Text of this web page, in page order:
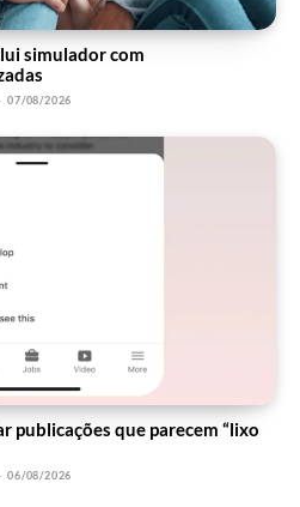
simulador com
07/08/2026
publicações que parecem “lixo
06/08/2026